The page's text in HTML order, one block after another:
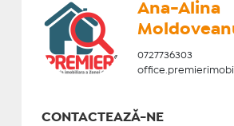
Ana-Alina
0727736303
CONTACTEAZĂ-NE